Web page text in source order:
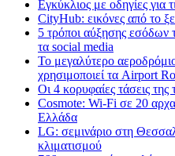
Εγκύκλιος με οδηγίες
CityHub: εικόνες από το
5 τρόποι αύξησης εσόδων
τα social media
Το μεγαλύτερο
χρησιμοποιεί τα Airport
Οι 4 κορυφαίες τάσεις της
Cosmote: Wi-Fi σε 20
Ελλάδα
LG: σεμινάριο στη
κλιματισμού